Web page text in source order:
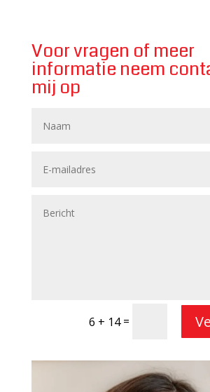
Voor vragen of meer
informatie neem
mij op
6 + 14=